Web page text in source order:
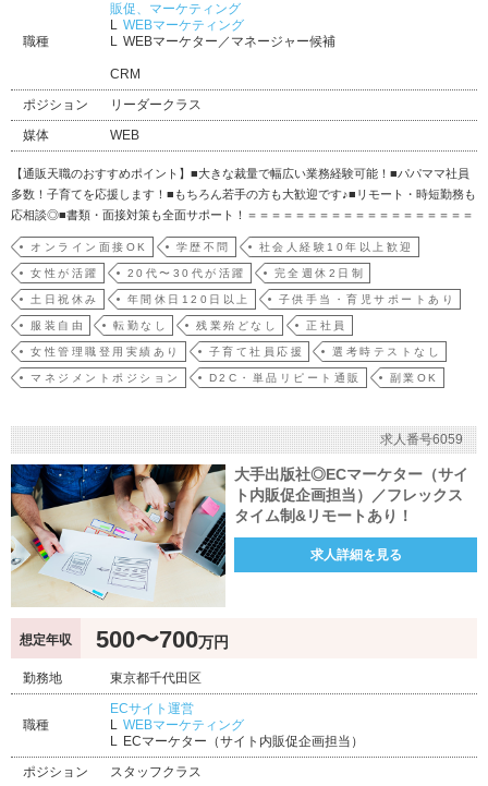
職種
販促、マーケティング
WEBマーケティング
WEBマーケター／マネージャー候補
CRM
ポジション
リーダークラス
媒体
WEB
【通販天職のおすすめポイント】■大きな裁量で幅広い業務経験可能！■パパママ社員
多数！子育てを応援します！■もちろん若手の方も大歓迎です♪■リモート・時短勤務も
応相談◎■書類・面接対策も全面サポート！＝＝＝＝＝＝＝＝＝＝＝＝＝＝＝＝＝＝＝
＝＝＝＝【業務内容】具体的な業務は、以下の中から、スキルやご希望に合わせて柔
軟に調整します。【①広告クリエイティブ制作の進行・管理（バナー／動画／LP／記
事LP／メ…
オンライン面接OK 学歴不問 社会人経験10年以上歓迎
女性が活躍 20代〜30代が活躍 完全週休2日制
土日祝休み 年間休日120日以上 子供手当・育児サポートあり
服装自由 転勤なし 残業殆どなし 正社員
女性管理職登用実績あり 子育て社員応援 選考時テストなし
マネジメントポジション D2C・単品リピート通販 副業OK
求人番号6059
大手出版社◎ECマーケター（サイ
ト内販促企画担当）／フレックス
タイム制&リモートあり！
求人詳細を見る
想定年収 500〜700万円
勤務地 東京都千代田区
職種
ECサイト運営
WEBマーケティング
ECマーケター（サイト内販促企画担当）
ポジション
スタッフクラス